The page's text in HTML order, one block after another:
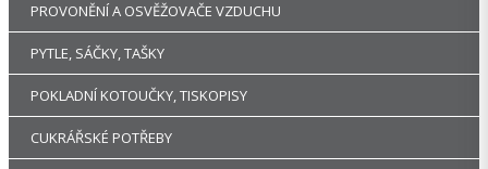
PROVONĚNÍ A OSVĚŽOVAČE VZDUCHU
PYTLE, SÁČKY, TAŠKY
POKLADNÍ KOTOUČKY, TISKOPISY
CUKRÁŘSKÉ POTŘEBY